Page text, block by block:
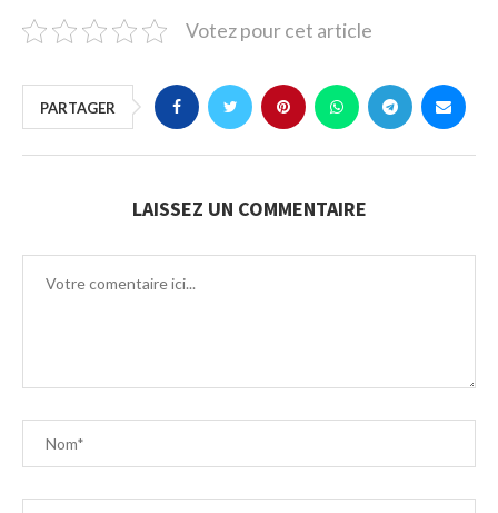
Votez pour cet article
PARTAGER
LAISSEZ UN COMMENTAIRE